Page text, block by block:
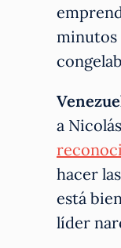
minutos
a
hacer
está
líder